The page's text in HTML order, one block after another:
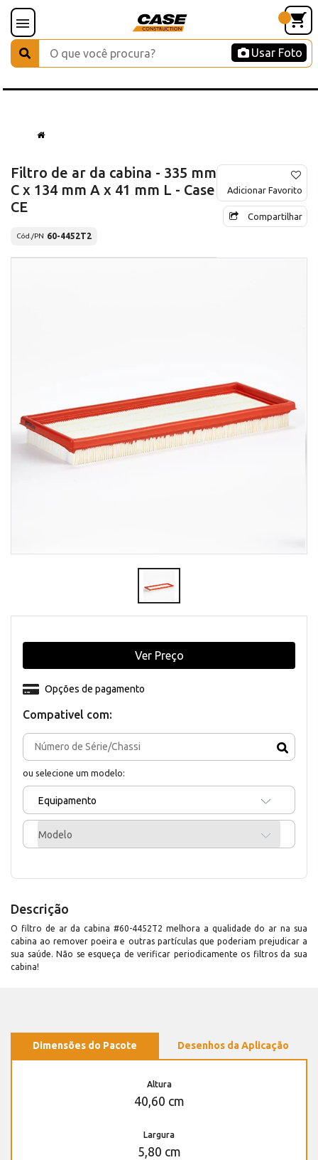
Usar Foto
Filtro de ar da cabina - 335 mm
C x 134 mm A x 41 mm L - Case
CE
Cód./PN 60-4452T2
Adicionar Favorito
Compartilhar
Compativel com:
ou selecione um modelo:
Equipamento
Modelo
Opções de pagamento
Ver Preço
Descrição
O filtro de ar da cabina #60-4452T2 melhora a qualidade do ar na sua
cabina ao remover poeira e outras partículas que poderiam prejudicar a
sua saúde. Não se esqueça de verificar periodicamente os filtros da sua
cabina!
Dimensões do Pacote Desenhos da Aplicação
Altura
40,60 cm
Largura
5,80 cm